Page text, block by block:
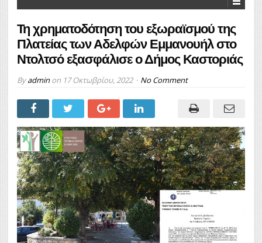
Τη χρηματοδότηση του εξωραϊσμού της
Πλατείας των Αδελφών Εμμανουήλ στο
Ντολτσό εξασφάλισε ο Δήμος Καστοριάς
Byadminon 17 Οκτωβρίου, 2022 No Comment